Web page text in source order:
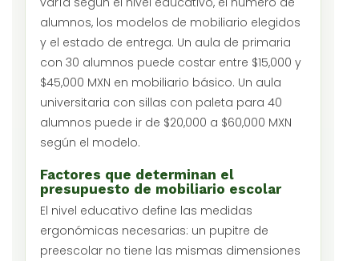
alumnos, los modelos de mobiliario elegidos
y el estado de entrega. Un aula de primaria
con 30 alumnos puede costar entre $15,000 y
$45,000 MXN en mobiliario básico. Un aula
universitaria con sillas con paleta para 40
alumnos puede ir de $20,000 a $60,000 MXN
según el modelo.
Factores que determinan el
presupuesto de mobiliario escolar
El nivel educativo define las medidas
ergonómicas necesarias: un pupitre de
preescolar no tiene las mismas dimensiones